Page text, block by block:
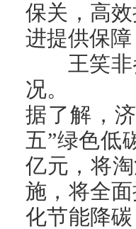
保关，高
进提供保
王笑
况。
据了解，
五”绿色低
亿元，将
施，将全
化节能降